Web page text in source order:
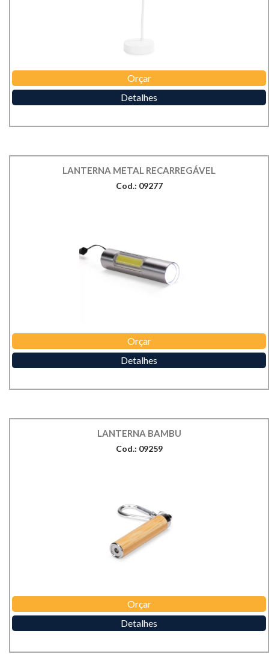
Orçar
Detalhes
LANTERNA METAL RECARREGÁVEL
Cod.: 09277
Orçar
Detalhes
LANTERNA BAMBU
Cod.: 09259
Orçar
Detalhes